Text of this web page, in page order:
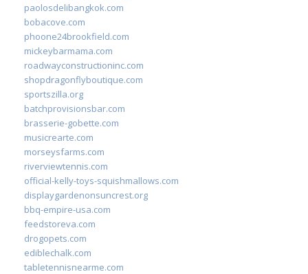
paolosdelibangkok.com
bobacove.com
phoone24brookfield.com
mickeybarmama.com
roadwayconstructioninc.com
shopdragonflyboutique.com
sportszilla.org
batchprovisionsbar.com
brasserie-gobette.com
musicrearte.com
morseysfarms.com
riverviewtennis.com
official-kelly-toys-squishmallows.com
displaygardenonsuncrest.org
bbq-empire-usa.com
feedstoreva.com
drogopets.com
ediblechalk.com
tabletennisnearme.com